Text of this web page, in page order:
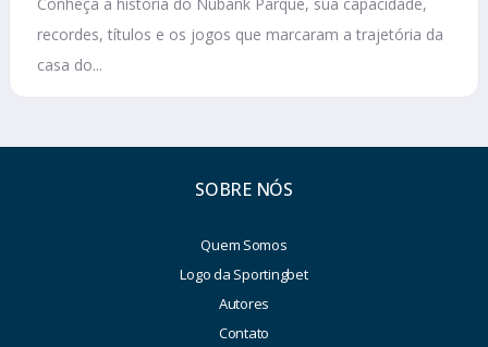
recordes, títulos e os jogos que marcaram a trajetória da
casa do...
SOBRE NÓS
Quem Somos
Logo da Sportingbet
Autores
Contato